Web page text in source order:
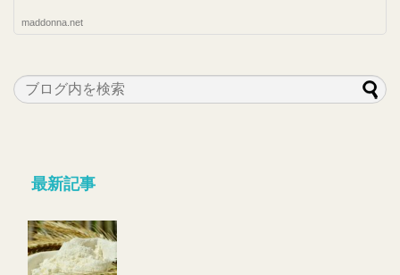
maddonna.net
最新記事